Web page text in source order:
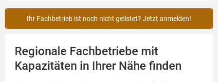
Ihr Fachbetrieb ist noch nicht gelistet? Jetzt anmelden!
Regionale Fachbetriebe mit
Kapazitäten in Ihrer Nähe finden